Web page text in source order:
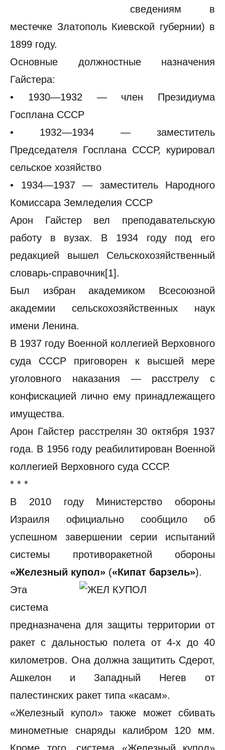
сведениям в
местечке Златополь Киевской губернии) в
1899 году.
Основные должностные назначения
Гайстера:
• 1930—1932 — член Президиума
Госплана СССР
• 1932—1934 — заместитель
Председателя Госплана СССР, курировал
сельское хозяйство
• 1934—1937 — заместитель Народного
Комиссара Земледелия СССР
Арон Гайстер вел преподавательскую
работу в вузах. В 1934 году под его
редакцией вышел Сельскохозяйственный
словарь-справочник[1].
Был избран академиком Всесоюзной
академии сельскохозяйственных наук
имени Ленина.
В 1937 году Военной коллегией Верховного
суда СССР приговорен к высшей мере
уголовного наказания — расстрелу с
конфискацией лично ему принадлежащего
имущества.
Арон Гайстер расстрелян 30 октября 1937
года. В 1956 году реабилитирован Военной
коллегией Верховного суда СССР.
* * *
В 2010 году Министерство обороны
Израиля официально сообщило об
успешном завершении серии испытаний
системы противоракетной обороны
«Железный купол» («Кипат барзель»).
Эта
система
предназначена для защиты территории от
ракет с дальностью полета от 4-х до 40
километров. Она должна защитить Сдерот,
Ашкелон и Западный Негев от
палестинских ракет типа «касам».
«Железный купол» также может сбивать
минометные снаряды калибром 120 мм.